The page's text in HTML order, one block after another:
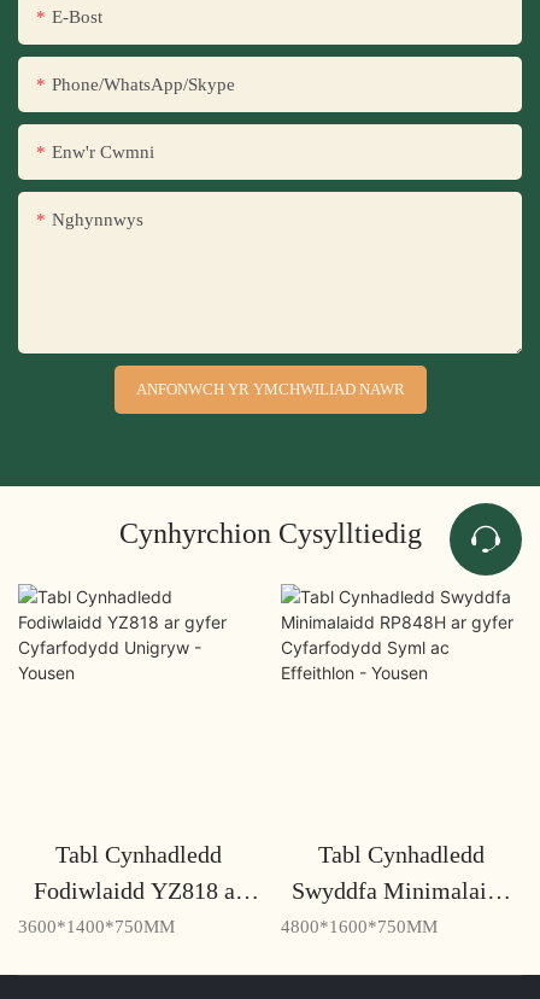
E-Bost
Phone/WhatsApp/Skype
Enw'r Cwmni
Nghynnwys
ANFONWCH YR YMCHWILIAD NAWR
Cynhyrchion Cysylltiedig
Tabl Cynhadledd
Fodiwlaidd YZ818 ar
gyfer Cyfarfodydd
3600*1400*750MM
Tabl Cynhadledd
Swyddfa Minimalaidd
RP848H ar gyfer
4800*1600*750MM